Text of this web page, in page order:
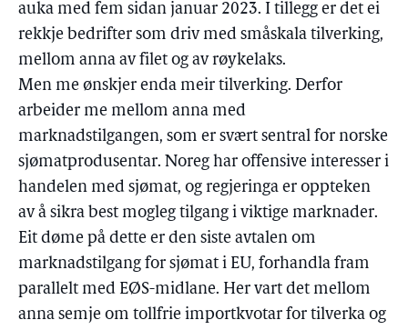
auka med fem sidan januar 2023. I tillegg er det ei
rekkje bedrifter som driv med småskala tilverking,
mellom anna av filet og av røykelaks.
Men me ønskjer enda meir tilverking. Derfor
arbeider me mellom anna med
marknadstilgangen, som er svært sentral for norske
sjømatprodusentar. Noreg har offensive interesser i
handelen med sjømat, og regjeringa er oppteken
av å sikra best mogleg tilgang i viktige marknader.
Eit døme på dette er den siste avtalen om
marknadstilgang for sjømat i EU, forhandla fram
parallelt med EØS-midlane. Her vart det mellom
anna semje om tollfrie importkvotar for tilverka og